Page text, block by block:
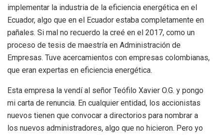
implementar la industria de la eficiencia energética en el
Ecuador, algo que en el Ecuador estaba completamente en
pañales. Si mal no recuerdo la creé en el 2017, como un
proceso de tesis de maestría en Administración de
Empresas. Tuve acercamientos con empresas colombianas,
que eran expertas en eficiencia energética.
Esta empresa la vendí al señor Teófilo Xavier O.G. y pongo
mi carta de renuncia. En cualquier entidad, los accionistas
nuevos tienen que convocar a directorios para nombrar a
los nuevos administradores, algo que no hicieron. Pero yo